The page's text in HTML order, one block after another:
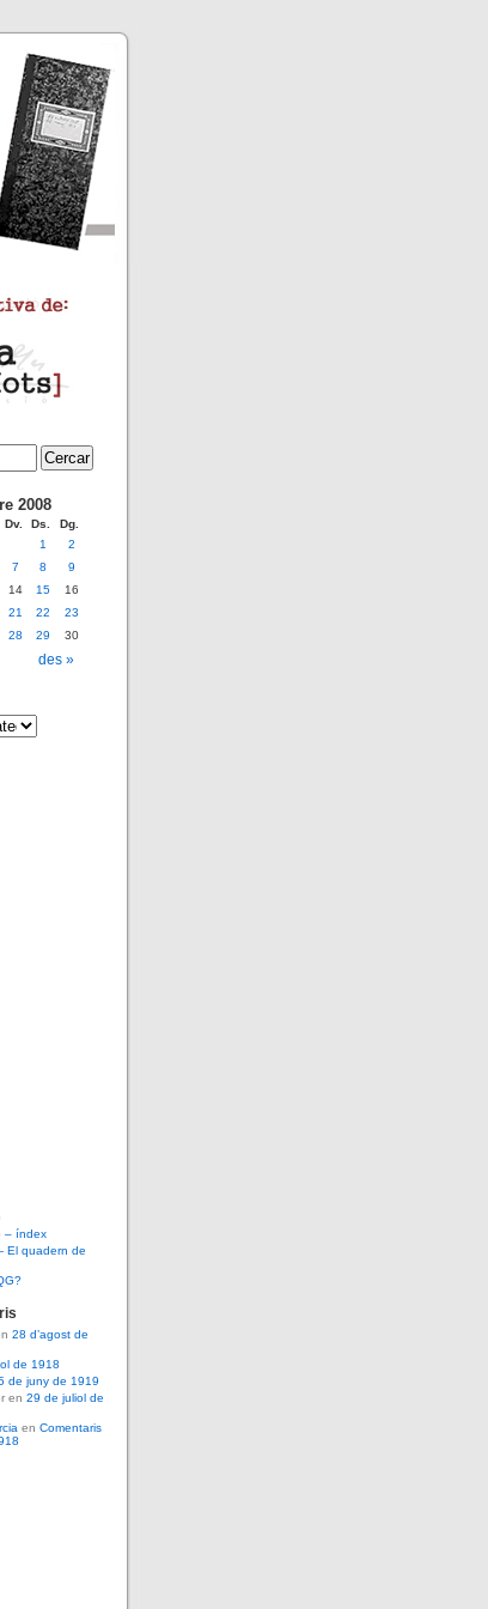
2008
Dv. Ds. Dg.
des »
1
2
7 8
9
14 15
16
21 22
23
28 29 30
– índex
El quadern de
28 d’agost de
de 1918
de juny de 1919
en 29 de juliol de
en Comentaris